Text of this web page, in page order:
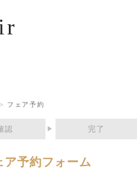
フェア予約
認 ▶ 完了
ア予約フォーム